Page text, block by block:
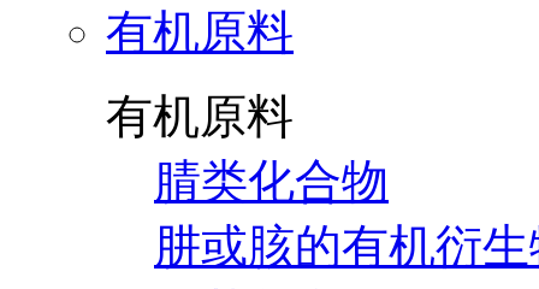
有机原料
有机原料
腈类化合物
肼或胲的有机衍